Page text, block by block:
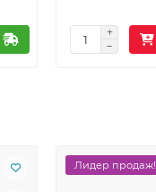
Лидер продаж!